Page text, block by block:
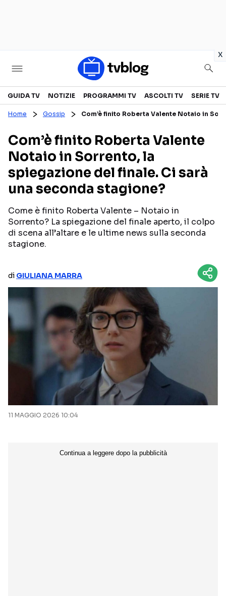
x
Televisione
CANALI TV
PROGRAMMI TV
PERSONAGGI TV
SERIE TV
REALITY SHOW
FICTION
Streaming
NETFLIX
DISNEY+
RAIPLAY
Categorie
ANTEPRIME
RETROSCENA
INTERVISTE
RUBRICHE
GUIDA TV NOTIZIE PROGRAMMI TV ASCOLTI TV SERIE TV
Home Gossip Com’è finito Roberta Valente Notaio in
Com’è finito Roberta Valente
Notaio in Sorrento, la
spiegazione del finale. Ci sarà
una seconda stagione?
Come è finito Roberta Valente – Notaio in
Sorrento? La spiegazione del finale aperto, il colpo
di scena all’altare e le ultime news sulla seconda
stagione.
di GIULIANA MARRA
11 MAGGIO 2026 10:04